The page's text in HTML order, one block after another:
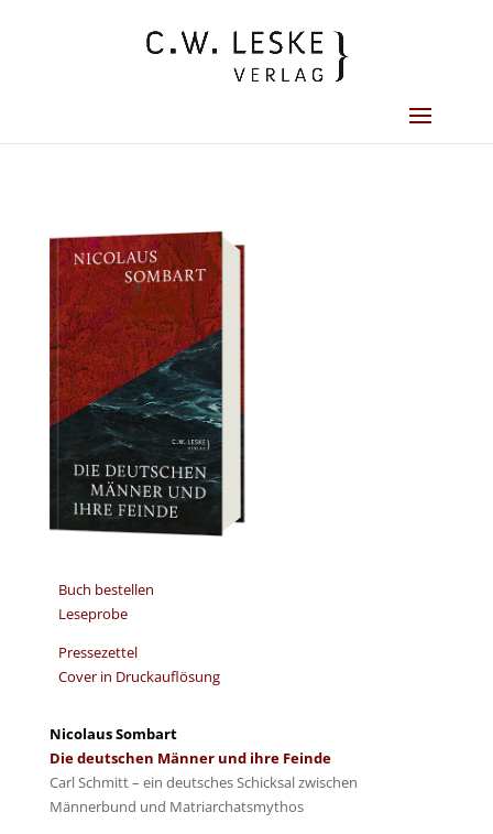
Buch bestellen
Leseprobe
Pressezettel
Cover in Druckauflösung
Nicolaus Sombart
Die deutschen Männer und ihre Feinde
Carl Schmitt – ein deutsches Schicksal zwischen
Männerbund und Matriarchatsmythos